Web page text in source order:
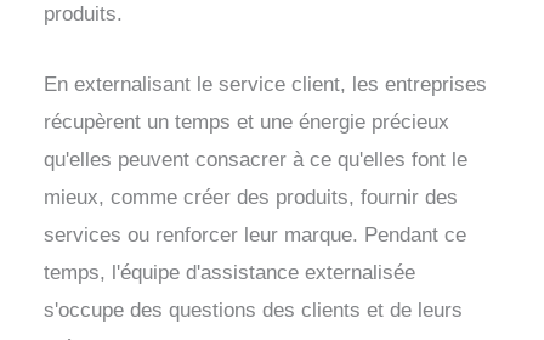
produits.
En externalisant le service client, les entreprises
récupèrent un temps et une énergie précieux
qu'elles peuvent consacrer à ce qu'elles font le
mieux, comme créer des produits, fournir des
services ou renforcer leur marque. Pendant ce
temps, l'équipe d'assistance externalisée
s'occupe des questions des clients et de leurs